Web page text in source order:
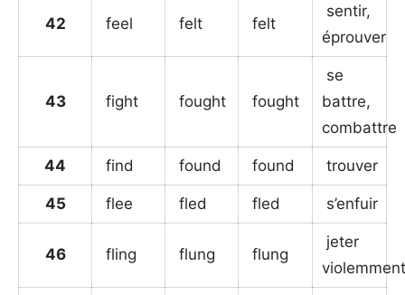
42 feel felt felt
sentir,
éprouver
43 fight fought fought
se
battre,
combattre
44 find found found trouver
45 flee fled fled s’enfuir
46 fling flung flung
jeter